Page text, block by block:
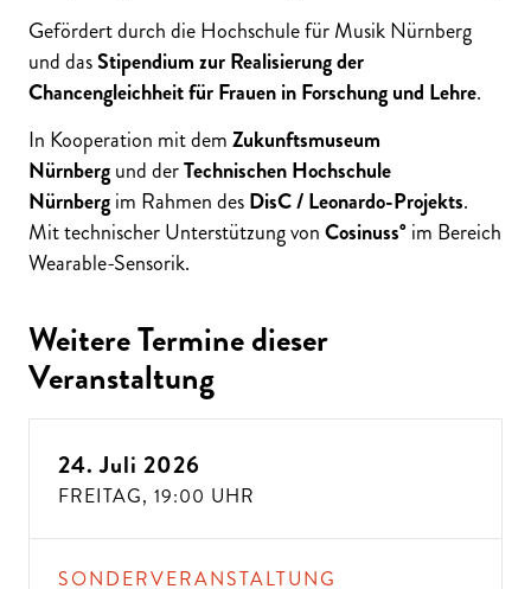
Gefördert durch die Hochschule für Musik Nürnberg
und dasStipendium zur Realisierung der
Chancengleichheit für Frauen in Forschung und Lehre.
In Kooperation mit demZukunftsmuseum
Nürnbergund derTechnischen Hochschule
Nürnbergim Rahmen desDisC / Leonardo-Projekts.
Mit technischer Unterstützung vonCosinuss°im Bereich
Wearable-Sensorik.
Weitere Termine dieser
Veranstaltung
24. Juli 2026
FREITAG, 19:00 UHR
SONDERVERANSTALTUNG